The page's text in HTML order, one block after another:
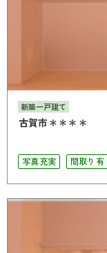
新築一戸建て
古賀市＊＊＊＊
写真充実
間取り有